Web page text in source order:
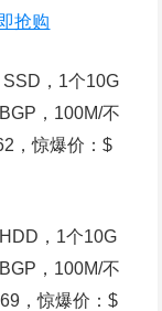
抢购
SSD，1个10G
，100M/不
，惊爆价：$
，1个10G
，100M/不
，惊爆价：$